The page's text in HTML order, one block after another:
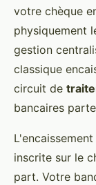
votre chèque
physiquement
gestion
classique
circuit de
bancaires
inscrite sur le
part. Votre